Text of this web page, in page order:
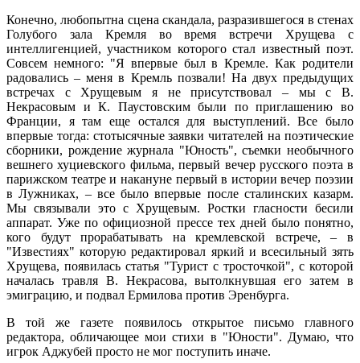
Конечно, любопытна сцена скандала, разразившегося в стенах
Голубого зала Кремля во время встречи Хрущева с
интеллигенцией, участником которого стал известный поэт.
Совсем немного: "Я впервые был в Кремле. Как родители
радовались – меня в Кремль позвали! На двух предыдущих
встречах с Хрущевым я не присутствовал – мы с В.
Некрасовым и К. Паустовским были по приглашению во
Франции, я там еще остался для выступлений. Все было
впервые тогда: стотысячные заявки читателей на поэтические
сборники, рождение журнала "Юность", съемки необычного
вешнего хуциевского фильма, первый вечер русского поэта в
парижском театре и накануне первый в истории вечер поэзии
в Лужниках, – все было впервые после сталинских казарм.
Мы связывали это с Хрущевым. Ростки гласности бесили
аппарат. Уже по официозной прессе тех дней было понятно,
кого будут прорабатывать на кремлевской встрече, – в
"Известиях" которую редактировал яркий и всесильный зять
Хрущева, появилась статья "Турист с тросточкой", с которой
началась травля В. Некрасова, вытолкнувшая его затем в
эмиграцию, и подвал Ермилова против Эренбурга.
В той же газете появилось открытое письмо главного
редактора, обличающее мои стихи в "Юности". Думаю, что
игрок Аджубей просто не мог поступить иначе.